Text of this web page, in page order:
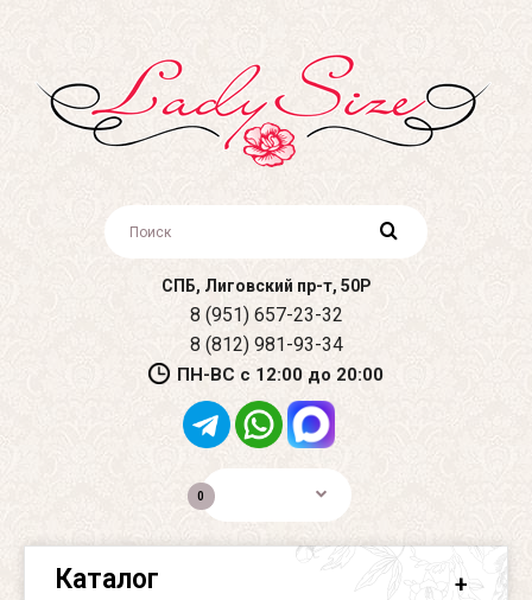
СПБ, Лиговский пр-т, 50Р
8 (951) 657-23-32
8 (812) 981-93-34
ПН-ВС с 12:00 до 20:00
0
Каталог